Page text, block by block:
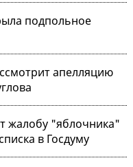
подпольное
апелляцию
жалобу "яблочника"
в Госдуму